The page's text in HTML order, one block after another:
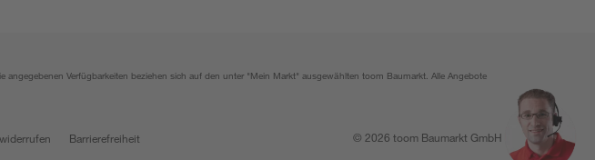
Verfügbarkeiten beziehen sich auf den unter "Mein Markt" ausgewählten toom Baumarkt. Alle Angebote
Barrierefreiheit © 2026 toom Baumarkt GmbH